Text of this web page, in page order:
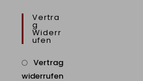
Vertra
G
Widerr
Ufen
Vertrag
widerrufen